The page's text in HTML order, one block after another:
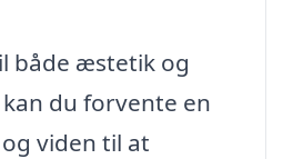
både æstetik og
du forvente en
viden til at